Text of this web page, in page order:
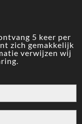
5 keer per
zich gemakkelijk
verwijzen wij
.